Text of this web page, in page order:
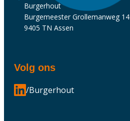
Burgerhout
Burgemeester Grollemanweg 14
9405 TN Assen
Volg ons
/Burgerhout